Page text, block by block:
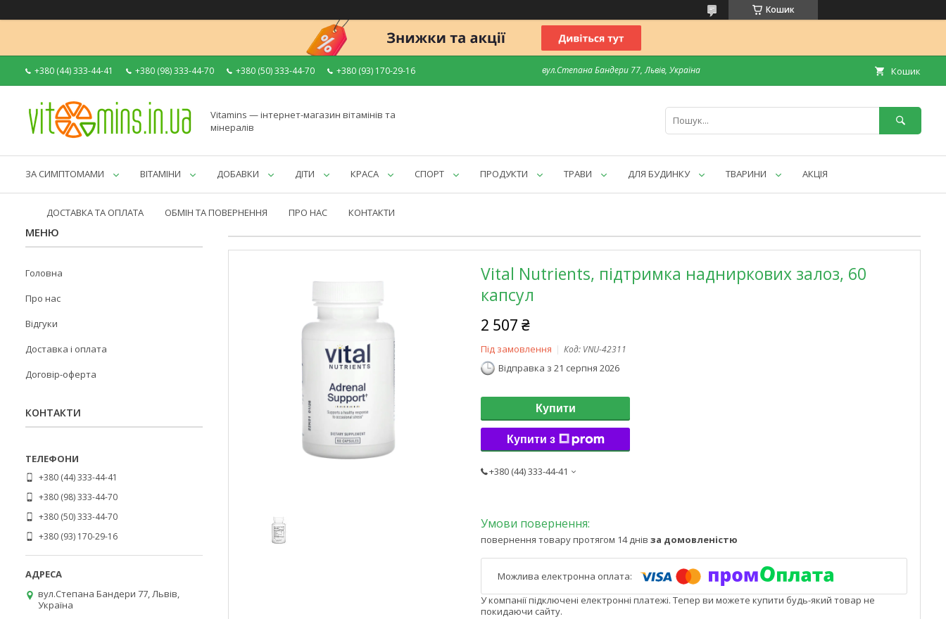
Кошик
+380 (44) 333-44-41 +380 (98) 333-44-70 +380 (50) 333-44-70 +380 (93) 170-29-16 вул.Степана Бандери 77, Львів, Україна Кошик
Vitamins — інтернет-магазин вітамінів та
мінералів
ЗА СИМПТОМАМИ ВІТАМІНИ ДОБАВКИ ДІТИ КРАСА СПОРТ ПРОДУКТИ ТРАВИ ДЛЯ БУДИНКУ ТВАРИНИ АКЦІЯ
ДОСТАВКА ТА ОПЛАТА ОБМІН ТА ПОВЕРНЕННЯ ПРО НАС КОНТАКТИ
Vital Nutrients, підтримка надниркових залоз, 60
капсул
2 507 ₴
Під замовлення Код: VNU-42311
Відправка з 21 серпня 2026
Купити
Купити з
+380 (44) 333-44-41
повернення товару протягом 14 днів за домовленістю
У компанії підключені електронні платежі. Тепер ви можете купити будь-який товар не
покидаючи сайту.
Головна
Про нас
Відгуки
Доставка і оплата
Договір-оферта
КОНТАКТИ
+380 (44) 333-44-41
+380 (98) 333-44-70
+380 (50) 333-44-70
+380 (93) 170-29-16
вул.Степана Бандери 77, Львів,
Україна